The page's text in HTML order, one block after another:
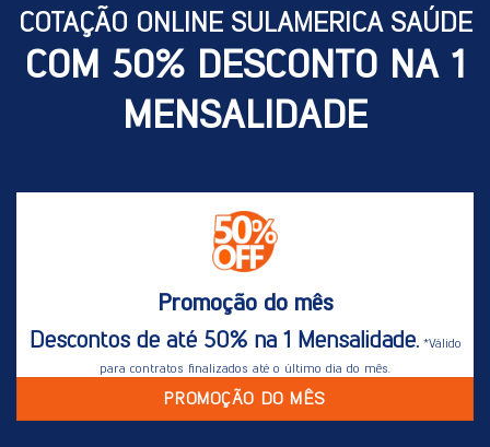
COTAÇÃO ONLINE SULAMERICA SAÚDE
COM 50% DESCONTO NA 1
MENSALIDADE
Promoção do mês
Descontos de até 50% na 1 Mensalidade.*Válido
para contratos finalizados até o último dia do mês.
PROMOÇÃO DO MÊS